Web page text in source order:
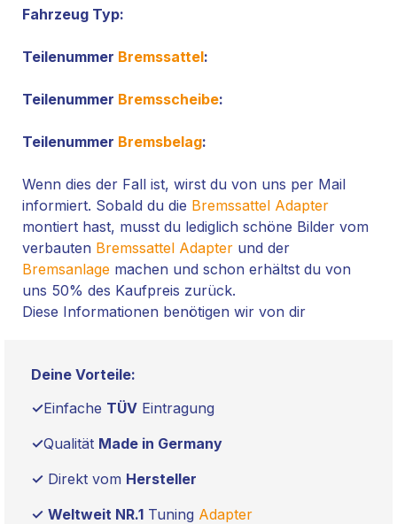
Fahrzeug Typ:
Teilenummer Bremssattel:
Teilenummer Bremsscheibe:
Teilenummer Bremsbelag:
Wenn dies der Fall ist, wirst du von uns per Mail
informiert. Sobald du die Bremssattel Adapter
montiert hast, musst du lediglich schöne Bilder vom
verbauten Bremssattel Adapter und der
Bremsanlage machen und schon erhältst du von
uns 50% des Kaufpreis zurück.
Diese Informationen benötigen wir von dir
Deine Vorteile:
✓Einfache TÜV Eintragung
✓Qualität Made in Germany
✓ Direkt vom Hersteller
✓ Weltweit NR.1 Tuning Adapter